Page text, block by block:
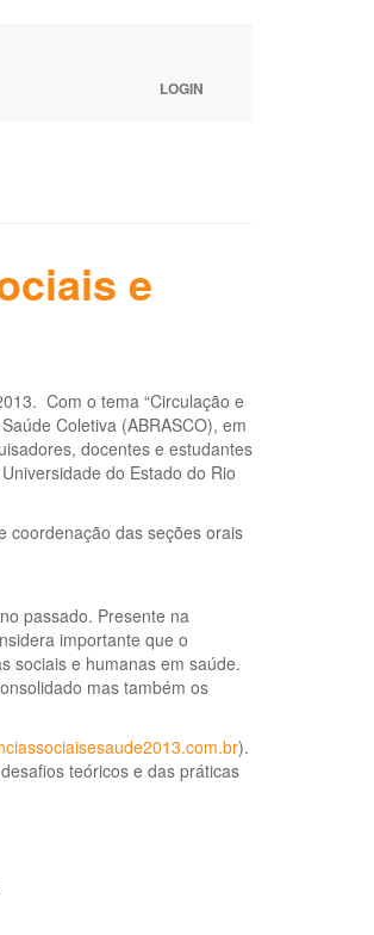
LOGIN
e
Com o tema “Circulação e
Coletiva (ABRASCO), em
docentes e estudantes
do Estado do Rio
coordenação das seções orais
passado. Presente na
importante que o
sociais e humanas em saúde.
mas também os
).
teóricos e das práticas